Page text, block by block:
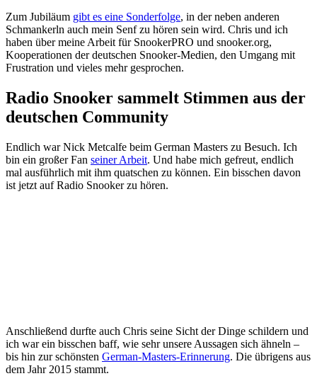
Zum Jubiläum gibt es eine Sonderfolge, in der neben anderen
Schmankerln auch mein Senf zu hören sein wird. Chris und ich
haben über meine Arbeit für SnookerPRO und snooker.org,
Kooperationen der deutschen Snooker-Medien, den Umgang mit
Frustration und vieles mehr gesprochen.
Radio Snooker sammelt Stimmen aus der
deutschen Community
Endlich war Nick Metcalfe beim German Masters zu Besuch. Ich
bin ein großer Fan seiner Arbeit. Und habe mich gefreut, endlich
mal ausführlich mit ihm quatschen zu können. Ein bisschen davon
ist jetzt auf Radio Snooker zu hören.
Anschließend durfte auch Chris seine Sicht der Dinge schildern und
ich war ein bisschen baff, wie sehr unsere Aussagen sich ähneln –
bis hin zur schönsten German-Masters-Erinnerung. Die übrigens aus
dem Jahr 2015 stammt.